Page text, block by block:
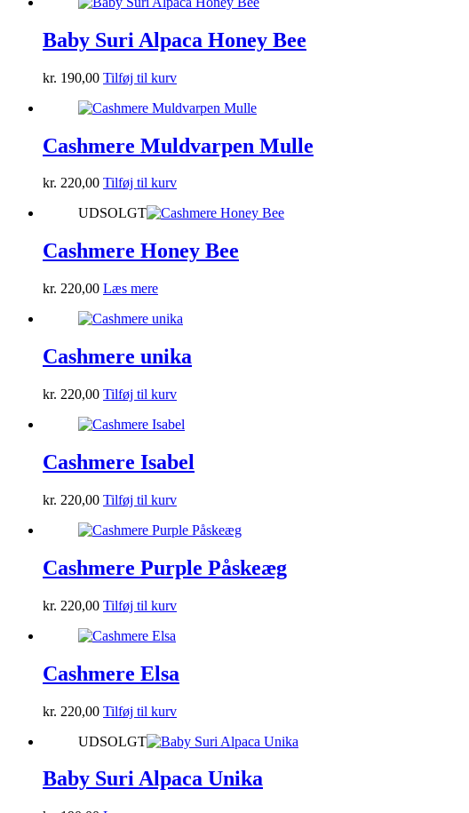
Baby Suri Alpaca Honey Bee
kr. 190,00 Tilføj til kurv
Cashmere Muldvarpen Mulle
kr. 220,00 Tilføj til kurv
UDSOLGT
Cashmere Honey Bee
kr. 220,00 Læs mere
Cashmere unika
kr. 220,00 Tilføj til kurv
Cashmere Isabel
kr. 220,00 Tilføj til kurv
Cashmere Purple Påskeæg
kr. 220,00 Tilføj til kurv
Cashmere Elsa
kr. 220,00 Tilføj til kurv
UDSOLGT
Baby Suri Alpaca Unika